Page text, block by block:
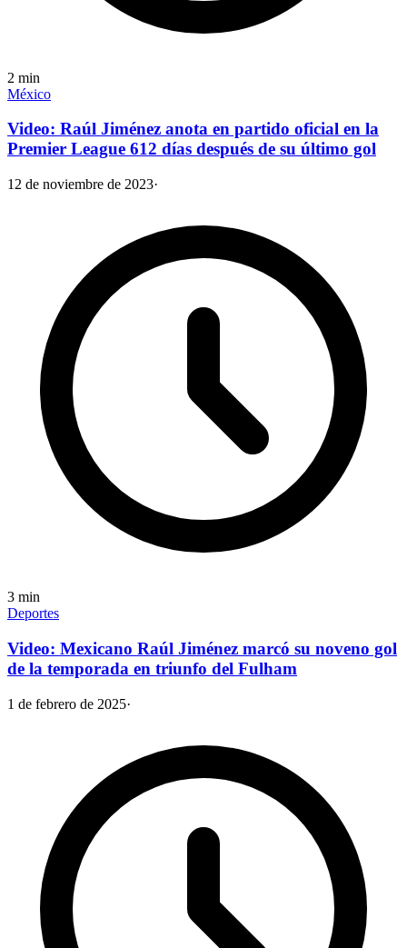
2 min
México
Video: Raúl Jiménez anota en partido oficial en la
Premier League 612 días después de su último gol
12 de noviembre de 2023·
3 min
Deportes
Video: Mexicano Raúl Jiménez marcó su noveno gol
de la temporada en triunfo del Fulham
1 de febrero de 2025·